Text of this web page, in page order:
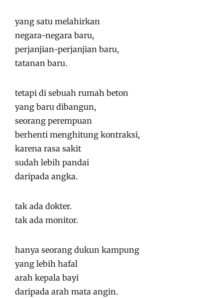
yang satu melahirkan
negara-negara baru,
perjanjian-perjanjian baru,
tatanan baru.
tetapi di sebuah rumah beton
yang baru dibangun,
seorang perempuan
berhenti menghitung kontraksi,
karena rasa sakit
sudah lebih pandai
daripada angka.
tak ada dokter.
tak ada monitor.
hanya seorang dukun kampung
yang lebih hafal
arah kepala bayi
daripada arah mata angin.